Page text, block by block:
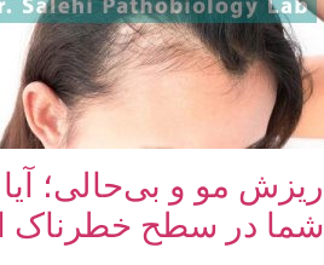
شما در سطح خطرناک